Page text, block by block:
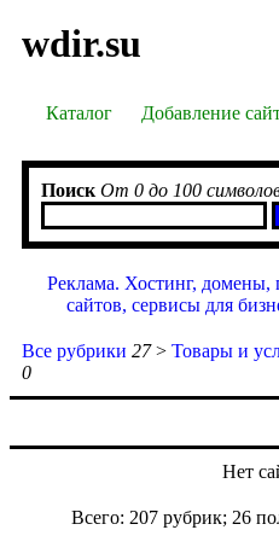
wdir.su
Каталог Добавление
Поиск От 0 до 100
Реклама. Хостинг, домены,
сайтов, сервисы для
Все рубрики 27> Товары и
0
Нет
Всего: 207 рубрик; 26